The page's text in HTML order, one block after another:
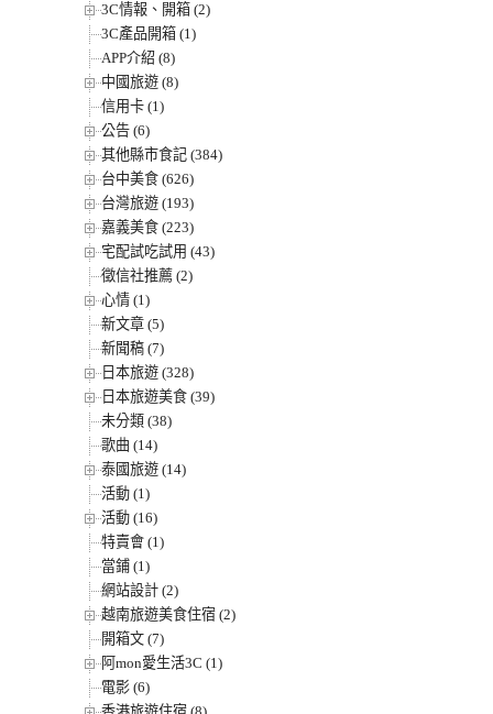
3C情報、開箱 (2)
3C產品開箱 (1)
APP介紹 (8)
中國旅遊 (8)
信用卡 (1)
公告 (6)
其他縣市食記 (384)
台中美食 (626)
台灣旅遊 (193)
嘉義美食 (223)
宅配試吃試用 (43)
徵信社推薦 (2)
心情 (1)
新文章 (5)
新聞稿 (7)
日本旅遊 (328)
日本旅遊美食 (39)
未分類 (38)
歌曲 (14)
泰國旅遊 (14)
活動 (1)
活動 (16)
特賣會 (1)
當鋪 (1)
網站設計 (2)
越南旅遊美食住宿 (2)
開箱文 (7)
阿mon愛生活3C (1)
電影 (6)